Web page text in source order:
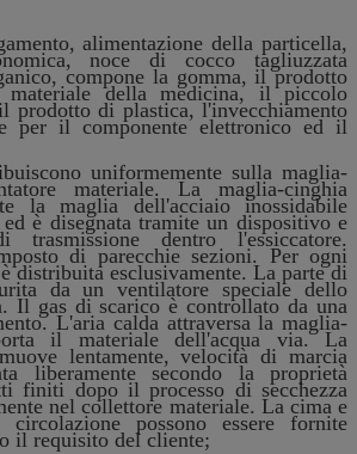
alimentazione della particella,
noce di cocco tagliuzzata
compone la gomma, il prodotto
della medicina, il piccolo
prodotto di plastica, l'invecchiamento
per il componente elettronico ed il
uniformemente sulla maglia-
materiale. La maglia-cinghia
la maglia dell'acciaio inossidabile
è disegnata tramite un dispositivo e
dentro l'essiccatore.
di parecchie sezioni. Per ogni
distribuita esclusivamente. La parte di
da un ventilatore speciale dello
Il gas di scarico è controllato da una
L'aria calda attraversa la maglia-
il materiale dell'acqua via. La
lentamente, velocità di marcia
liberamente secondo la proprietà
finiti dopo il processo di secchezza
nel collettore materiale. La cima e
possono essere fornite
il requisito del cliente;